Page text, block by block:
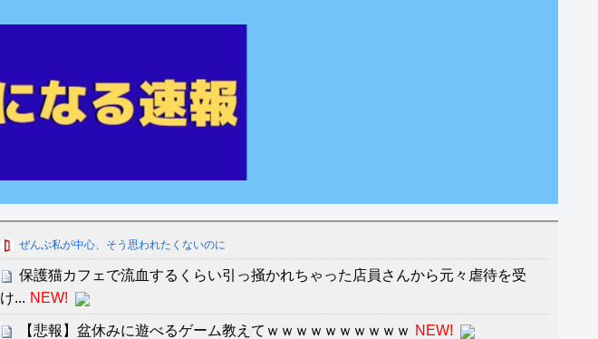
ぜんぶ私が中心、そう思われたくないのに
保護猫カフェで流血するくらい引っ掻かれちゃった店員さんから元々虐待を受
け... NEW!
【悲報】盆休みに遊べるゲーム教えてｗｗｗｗｗｗｗｗｗｗ NEW!